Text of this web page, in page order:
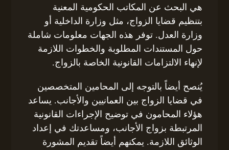
هي البحث عن المكاتب الحكومية المعنية
بتنظيم قضايا الزواج، مثل وزارة الداخلية أو
وزارة العدل. توفر هذه الجهات معلومات شاملة
حول المستندات المطلوبة والخطوات اللازمة
لإنهاء الالتزامات القانونية الخاصة بالزواج.
يُنصح أيضاً بالتوجه إلى المحامين المتخصصين
في قضايا الزواج بين العمانيين والأجانب. يساعد
هؤلاء المحامون في توضيح الإجراءات القانونية
المرتبطة بزواج الأجانب، ومساعدتك في إعداد
الوثائق اللازمة. يمكنهم أيضاً تقديم المشورة